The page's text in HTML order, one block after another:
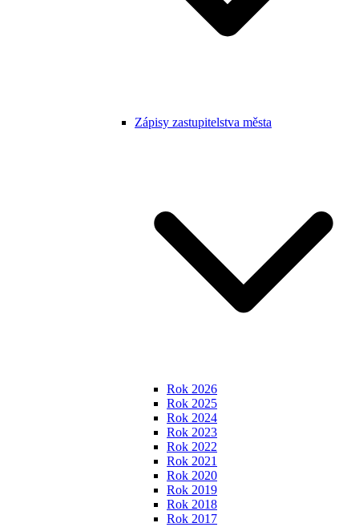
Zápisy zastupitelstva města
Rok 2026
Rok 2025
Rok 2024
Rok 2023
Rok 2022
Rok 2021
Rok 2020
Rok 2019
Rok 2018
Rok 2017